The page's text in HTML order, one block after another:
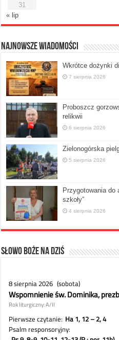
31
« lip
Najnowsze Wiadomości
Wkrótce dożynki
7 sierpnia 2026
Proboszcz
relikwii
6 sierpnia 2026
Zielonogórska
5 sierpnia 2026
Przygotowania do
szkoły”
4 sierpnia 2026
Słowo Boże na dziś